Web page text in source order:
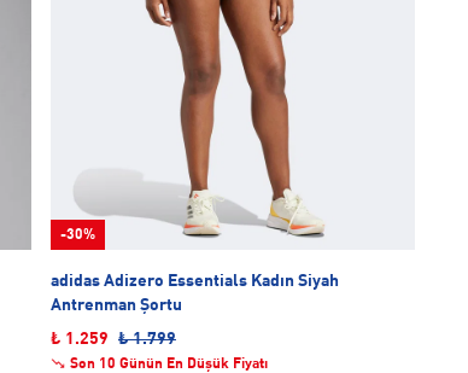
-30%
adidas Adizero Essentials Kadın Siyah
Antrenman Şortu
₺ 1.259
₺ 1.799
Son 10 Günün En Düşük Fiyatı